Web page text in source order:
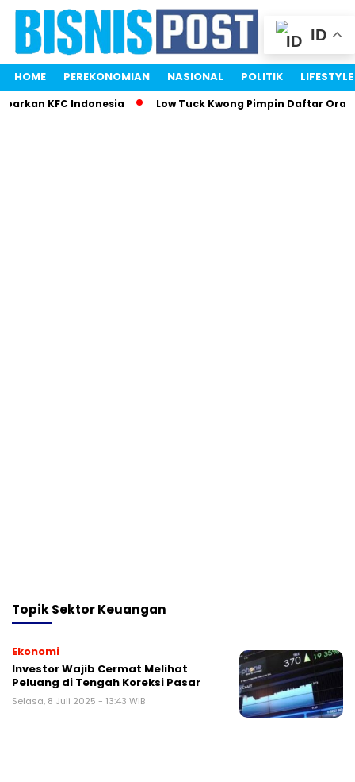
HOME PEREKONOMIAN NASIONAL POLITIK LIFESTYLE
KFC Indonesia Low Tuck Kwong Pimpin Daftar
TopikSektor Keuangan
Ekonomi
Investor Wajib Cermat Melihat
Peluang di Tengah Koreksi Pasar
Selasa, 8 Juli 2025 - 13:43 WIB
ID